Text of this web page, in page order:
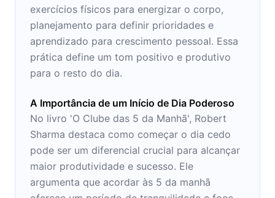
exercícios físicos para energizar o corpo,
planejamento para definir prioridades e
aprendizado para crescimento pessoal. Essa
prática define um tom positivo e produtivo
para o resto do dia.
A Importância de um Início de Dia Poderoso
No livro 'O Clube das 5 da Manhã', Robert
Sharma destaca como começar o dia cedo
pode ser um diferencial crucial para alcançar
maior produtividade e sucesso. Ele
argumenta que acordar às 5 da manhã